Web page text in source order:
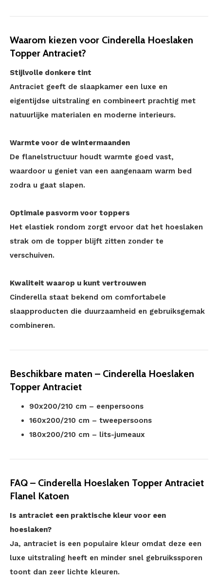
Waarom kiezen voor Cinderella Hoeslaken
Topper Antraciet?
Stijlvolle donkere tint
Antraciet geeft de slaapkamer een luxe en
eigentijdse uitstraling en combineert prachtig met
natuurlijke materialen en moderne interieurs.
Warmte voor de wintermaanden
De flanelstructuur houdt warmte goed vast,
waardoor u geniet van een aangenaam warm bed
zodra u gaat slapen.
Optimale pasvorm voor toppers
Het elastiek rondom zorgt ervoor dat het hoeslaken
strak om de topper blijft zitten zonder te
verschuiven.
Kwaliteit waarop u kunt vertrouwen
Cinderella staat bekend om comfortabele
slaapproducten die duurzaamheid en gebruiksgemak
combineren.
Beschikbare maten – Cinderella Hoeslaken
Topper Antraciet
90x200/210 cm – eenpersoons
160x200/210 cm – tweepersoons
180x200/210 cm – lits-jumeaux
FAQ – Cinderella Hoeslaken Topper Antraciet
Flanel Katoen
Is antraciet een praktische kleur voor een
hoeslaken?
Ja, antraciet is een populaire kleur omdat deze een
luxe uitstraling heeft en minder snel gebruikssporen
toont dan zeer lichte kleuren.